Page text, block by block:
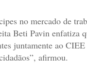
no mercado de
Beti Pavin enfatiza
juntamente ao
afirmou.